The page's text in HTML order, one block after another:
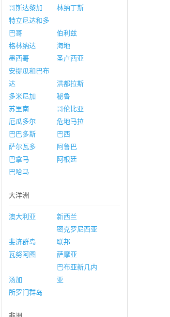
哥斯达黎加
林纳丁斯
特立尼达和多
巴哥
伯利兹
格林纳达
海地
墨西哥
圣卢西亚
安提瓜和巴布
达
洪都拉斯
多米尼加
秘鲁
苏里南
哥伦比亚
厄瓜多尔
危地马拉
巴巴多斯
巴西
萨尔瓦多
阿鲁巴
巴拿马
阿根廷
巴哈马
大洋洲
澳大利亚 新西兰
斐济群岛
密克罗尼西亚
联邦
瓦努阿图
萨摩亚
汤加
巴布亚新几内
亚
所罗门群岛